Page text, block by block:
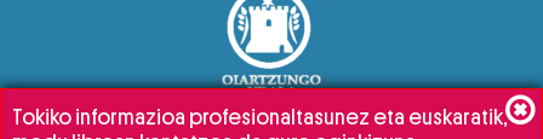
Tokiko informazioa profesionaltasunez eta euskaratik,